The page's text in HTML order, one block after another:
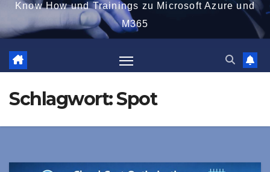
Know How und Trainings zu Microsoft Azure und
M365
Schlagwort:Spot